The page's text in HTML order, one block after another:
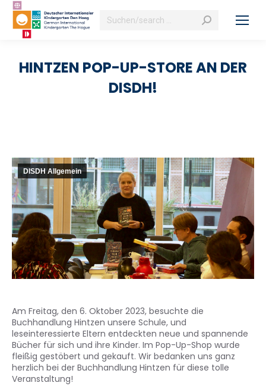
Search:
HINTZEN POP-UP-STORE AN DER
DISDH!
DISDH Allgemein
Am Freitag, den 6. Oktober 2023, besuchte die
Buchhandlung Hintzen unsere Schule, und
leseinteressierte Eltern entdeckten neue und spannende
Bücher für sich und ihre Kinder. Im Pop-Up-Shop wurde
fleißig gestöbert und gekauft. Wir bedanken uns ganz
herzlich bei der Buchhandlung Hintzen für diese tolle
Veranstaltung!